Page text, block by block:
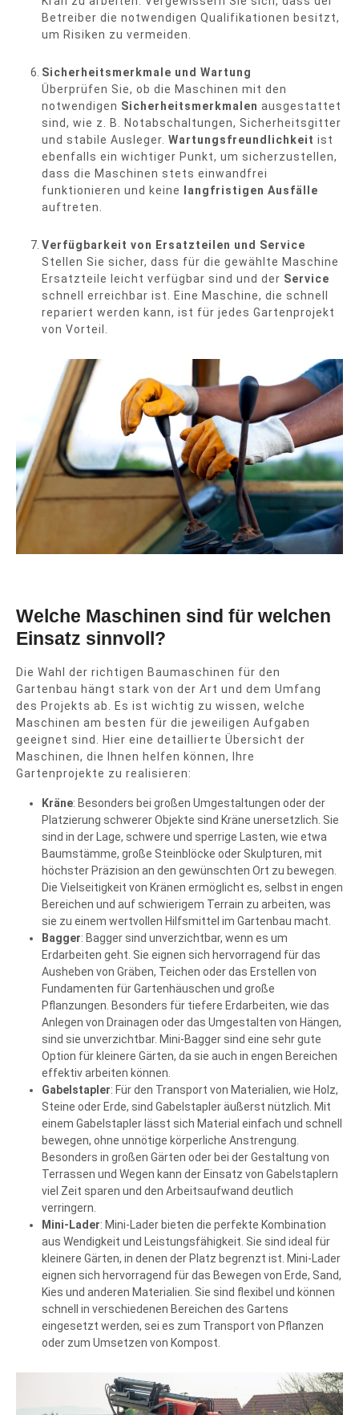
Betreiber die notwendigen Qualifikationen besitzt,
um Risiken zu vermeiden.
Sicherheitsmerkmale und Wartung
Überprüfen Sie, ob die Maschinen mit den
notwendigen Sicherheitsmerkmalen ausgestattet
sind, wie z. B. Notabschaltungen, Sicherheitsgitter
und stabile Ausleger. Wartungsfreundlichkeit ist
ebenfalls ein wichtiger Punkt, um sicherzustellen,
dass die Maschinen stets einwandfrei
funktionieren und keine langfristigen Ausfälle
auftreten.
Verfügbarkeit von Ersatzteilen und Service
Stellen Sie sicher, dass für die gewählte Maschine
Ersatzteile leicht verfügbar sind und der Service
schnell erreichbar ist. Eine Maschine, die schnell
repariert werden kann, ist für jedes Gartenprojekt
von Vorteil.
Welche Maschinen sind für welchen
Einsatz sinnvoll?
Die Wahl der richtigen Baumaschinen für den
Gartenbau hängt stark von der Art und dem Umfang
des Projekts ab. Es ist wichtig zu wissen, welche
Maschinen am besten für die jeweiligen Aufgaben
geeignet sind. Hier eine detaillierte Übersicht der
Maschinen, die Ihnen helfen können, Ihre
Gartenprojekte zu realisieren:
Kräne: Besonders bei großen Umgestaltungen oder der
Platzierung schwerer Objekte sind Kräne unersetzlich. Sie
sind in der Lage, schwere und sperrige Lasten, wie etwa
Baumstämme, große Steinblöcke oder Skulpturen, mit
höchster Präzision an den gewünschten Ort zu bewegen.
Die Vielseitigkeit von Kränen ermöglicht es, selbst in engen
Bereichen und auf schwierigem Terrain zu arbeiten, was
sie zu einem wertvollen Hilfsmittel im Gartenbau macht.
Bagger: Bagger sind unverzichtbar, wenn es um
Erdarbeiten geht. Sie eignen sich hervorragend für das
Ausheben von Gräben, Teichen oder das Erstellen von
Fundamenten für Gartenhäuschen und große
Pflanzungen. Besonders für tiefere Erdarbeiten, wie das
Anlegen von Drainagen oder das Umgestalten von Hängen,
sind sie unverzichtbar. Mini-Bagger sind eine sehr gute
Option für kleinere Gärten, da sie auch in engen Bereichen
effektiv arbeiten können.
Gabelstapler: Für den Transport von Materialien, wie Holz,
Steine oder Erde, sind Gabelstapler äußerst nützlich. Mit
einem Gabelstapler lässt sich Material einfach und schnell
bewegen, ohne unnötige körperliche Anstrengung.
Besonders in großen Gärten oder bei der Gestaltung von
Terrassen und Wegen kann der Einsatz von Gabelstaplern
viel Zeit sparen und den Arbeitsaufwand deutlich
verringern.
Mini-Lader: Mini-Lader bieten die perfekte Kombination
aus Wendigkeit und Leistungsfähigkeit. Sie sind ideal für
kleinere Gärten, in denen der Platz begrenzt ist. Mini-Lader
eignen sich hervorragend für das Bewegen von Erde, Sand,
Kies und anderen Materialien. Sie sind flexibel und können
schnell in verschiedenen Bereichen des Gartens
eingesetzt werden, sei es zum Transport von Pflanzen
oder zum Umsetzen von Kompost.